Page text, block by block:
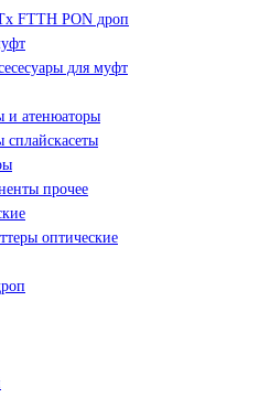
FTTH PON дроп
для муфт
и атенюаторы
сплайскасеты
прочее
оптические